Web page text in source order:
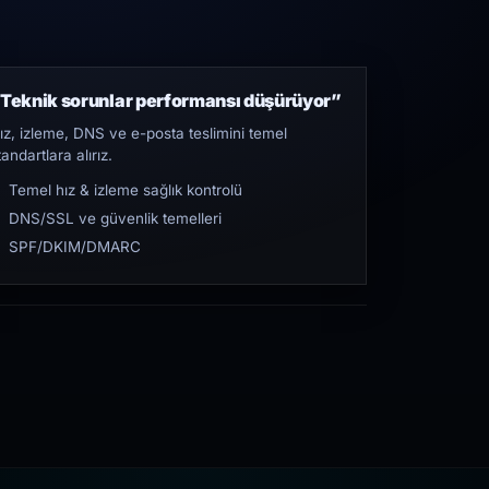
sorunlar performansı düşürüyor”
izleme, DNS ve e-posta teslimini temel
alırız.
Temel hız & izleme sağlık kontrolü
DNS/SSL ve güvenlik temelleri
SPF/DKIM/DMARC